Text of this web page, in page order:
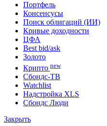
Портфель
Консенсусы
Поиск облигаций (ИИ)
Кривые доходности
ЦФА
Best bid/ask
Золото
Крипто new
Сбондс-ТВ
Watchlist
Надстройка XLS
Сбондс Люди
Закрыть